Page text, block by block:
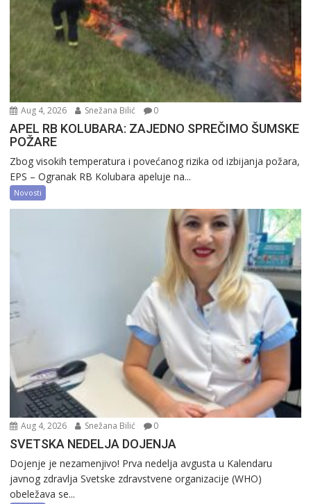
Aug 4, 2026 Snežana Bilić 0
APEL RB KOLUBARA: ZAJEDNO SPREČIMO ŠUMSKE
POŽARE
Zbog visokih temperatura i povećanog rizika od izbijanja požara,
EPS – Ogranak RB Kolubara apeluje na...
Novosti
Aug 4, 2026 Snežana Bilić 0
SVETSKA NEDELJA DOJENJA
Dojenje je nezamenjivo! Prva nedelja avgusta u Kalendaru
javnog zdravlja Svetske zdravstvene organizacije (WHO)
obeležava se...